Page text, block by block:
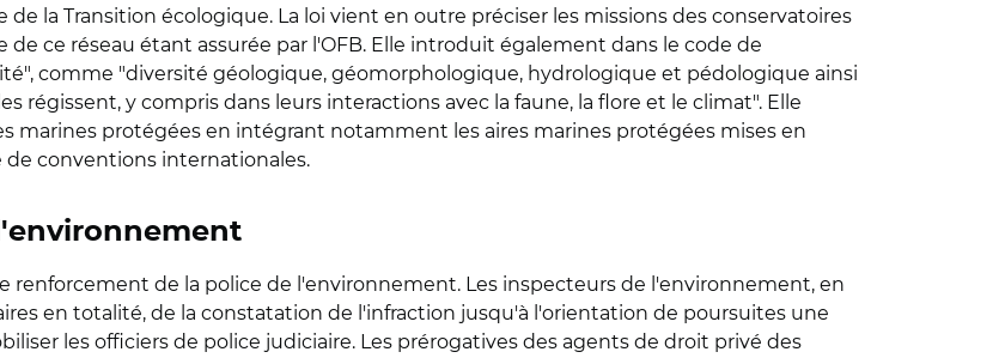
la Transition écologique. La loi vient en outre préciser les missions des conservatoires
ce réseau étant assurée par l'OFB. Elle introduit également dans le code de
comme "diversité géologique, géomorphologique, hydrologique et pédologique ainsi
régissent, y compris dans leurs interactions avec la faune, la flore et le climat". Elle
marines protégées en intégrant notamment les aires marines protégées mises en
conventions internationales.
renforcement de la police de l'environnement. Les inspecteurs de l'environnement, en
en totalité, de la constatation de l'infraction jusqu'à l'orientation de poursuites une
les officiers de police judiciaire. Les prérogatives des agents de droit privé des